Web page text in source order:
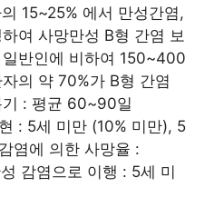
15~25% 에서 만성간염,
여 사망만성 B형 간염 보
반인에 비하여 150~400
의 약 70%가 B형 간염
기 : 평균 60~90일
: 5세 미만 (10% 미만), 5
염에 의한 사망율 :
감염으로 이행 : 5세 미